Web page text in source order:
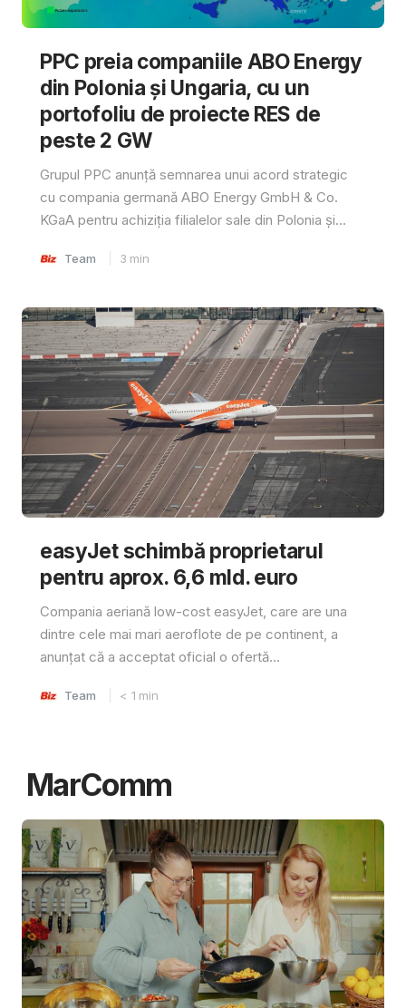
PPC preia companiile ABO Energy
din Polonia și Ungaria, cu un
portofoliu de proiecte RES de
peste 2 GW
Grupul PPC anunță semnarea unui acord strategic
cu compania germană ABO Energy GmbH & Co.
KGaA pentru achiziția filialelor sale din Polonia și...
Team 3 min
easyJet schimbă proprietarul
pentru aprox. 6,6 mld. euro
Compania aeriană low-cost easyJet, care are una
dintre cele mai mari aeroflote de pe continent, a
anunțat că a acceptat oficial o ofertă...
Team < 1 min
MarComm